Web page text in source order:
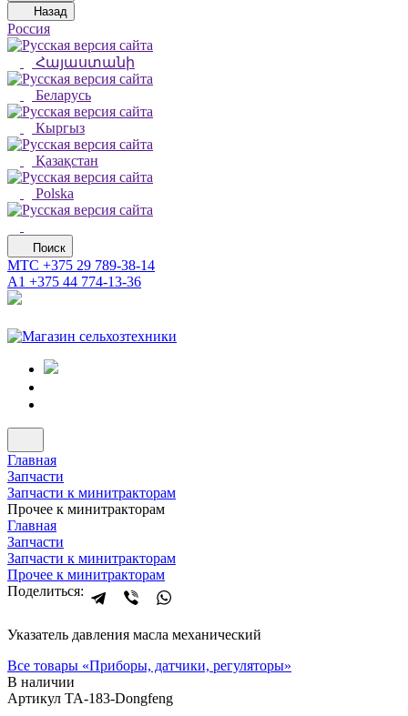
Назад
Россия
Հայաստանի
Беларусь
Кыргыз
Қазақстан
Polska
Поиск
МТС +375 29 789-38-14
А1 +375 44 774-13-36
Главная
Запчасти
Запчасти к минитракторам
Прочее к минитракторам
Главная
Запчасти
Запчасти к минитракторам
Прочее к минитракторам
Поделиться:
Указатель давления масла механический
Все товары «Приборы, датчики, регуляторы»
В наличии
Артикул TA-183-Dongfeng